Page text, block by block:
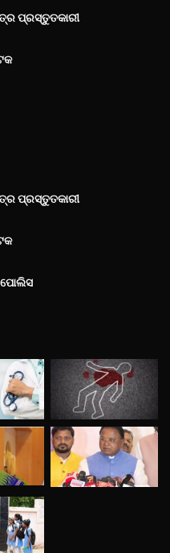
ପ୍ରସ୍ତୁତକାରୀ
ପ୍ରସ୍ତୁତକାରୀ